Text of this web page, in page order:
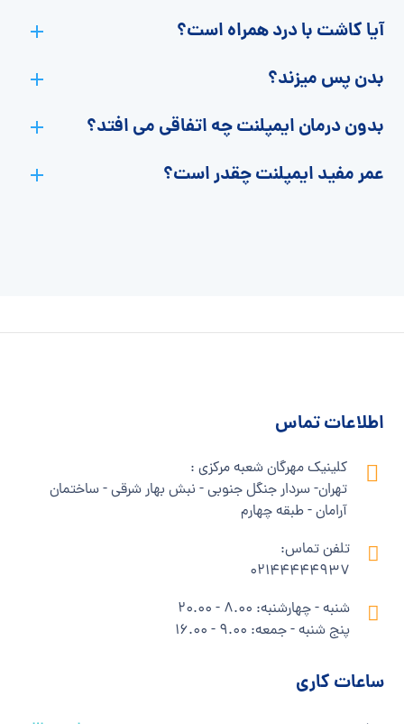
آیا کاشت با درد همراه است؟
بدن پس میزند؟
بدون درمان ایمپلنت چه اتفاقی می افتد؟
عمر مفید ایمپلنت چقدر است؟
اطلاعات تماس
کلینیک مهرگان شعبه مرکزی :
تهران- سردار جنگل جنوبی - نبش بهار شرقی - ساختمان
آرامان - طبقه چهارم
تلفن تماس:
02144444937
شنبه - چهارشنبه: 8.00 - 20.00
پنج شنبه - جمعه: 9.00 - 16.00
ساعات کاری